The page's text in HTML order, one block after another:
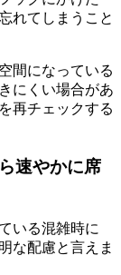
れてしまうこと
間になっている
にくい場合があ
再チェックする
速やかに席
いる混雑時に
な配慮と言えま